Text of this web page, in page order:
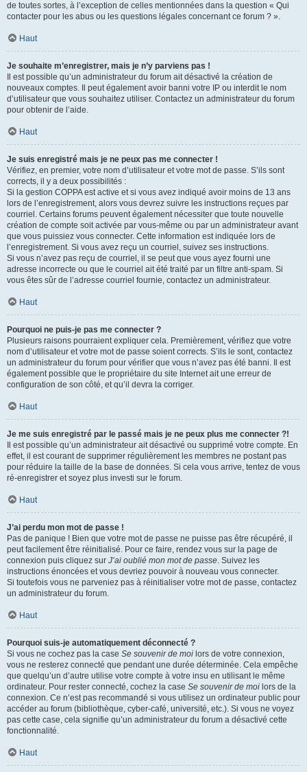
de toutes sortes, à l’exception de celles mentionnées dans la question « Qui
contacter pour les abus ou les questions légales concernant ce forum ? ».
Haut
Je souhaite m’enregistrer, mais je n’y parviens pas !
Il est possible qu’un administrateur du forum ait désactivé la création de
nouveaux comptes. Il peut également avoir banni votre IP ou interdit le nom
d’utilisateur que vous souhaitez utiliser. Contactez un administrateur du forum
pour obtenir de l’aide.
Haut
Je suis enregistré mais je ne peux pas me connecter !
Vérifiez, en premier, votre nom d’utilisateur et votre mot de passe. S’ils sont
corrects, il y a deux possibilités :
Si la gestion COPPA est active et si vous avez indiqué avoir moins de 13 ans
lors de l’enregistrement, alors vous devrez suivre les instructions reçues par
courriel. Certains forums peuvent également nécessiter que toute nouvelle
création de compte soit activée par vous-même ou par un administrateur avant
que vous puissiez vous connecter. Cette information est indiquée lors de
l’enregistrement. Si vous avez reçu un courriel, suivez ses instructions.
Si vous n’avez pas reçu de courriel, il se peut que vous ayez fourni une
adresse incorrecte ou que le courriel ait été traité par un filtre anti-spam. Si
vous êtes sûr de l’adresse courriel fournie, contactez un administrateur.
Haut
Pourquoi ne puis-je pas me connecter ?
Plusieurs raisons pourraient expliquer cela. Premièrement, vérifiez que votre
nom d’utilisateur et votre mot de passe soient corrects. S’ils le sont, contactez
un administrateur du forum pour vérifier que vous n’avez pas été banni. Il est
également possible que le propriétaire du site Internet ait une erreur de
configuration de son côté, et qu’il devra la corriger.
Haut
Je me suis enregistré par le passé mais je ne peux plus me connecter ?!
Il est possible qu’un administrateur ait désactivé ou supprimé votre compte. En
effet, il est courant de supprimer régulièrement les membres ne postant pas
pour réduire la taille de la base de données. Si cela vous arrive, tentez de vous
ré-enregistrer et soyez plus investi sur le forum.
Haut
J’ai perdu mon mot de passe !
Pas de panique ! Bien que votre mot de passe ne puisse pas être récupéré, il
peut facilement être réinitialisé. Pour ce faire, rendez vous sur la page de
connexion puis cliquez sur J’ai oublié mon mot de passe. Suivez les
instructions énoncées et vous devriez pouvoir à nouveau vous connecter.
Si toutefois vous ne parveniez pas à réinitialiser votre mot de passe, contactez
un administrateur du forum.
Haut
Pourquoi suis-je automatiquement déconnecté ?
Si vous ne cochez pas la case Se souvenir de moi lors de votre connexion,
vous ne resterez connecté que pendant une durée déterminée. Cela empêche
que quelqu’un d’autre utilise votre compte à votre insu en utilisant le même
ordinateur. Pour rester connecté, cochez la case Se souvenir de moi lors de la
connexion. Ce n’est pas recommandé si vous utilisez un ordinateur public pour
accéder au forum (bibliothèque, cyber-café, université, etc.). Si vous ne voyez
pas cette case, cela signifie qu’un administrateur du forum a désactivé cette
fonctionnalité.
Haut